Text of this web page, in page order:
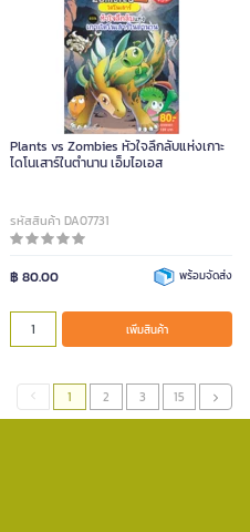
Plants vs Zombies หัวใจลึกลับแห่งเกาะ
ไดโนเสาร์ในตำนาน เอ็มไอเอส
รหัสสินค้า DA07731
฿ 80.00 พร้อมจัดส่ง
เพิ่มสินค้า
1 2 3 15